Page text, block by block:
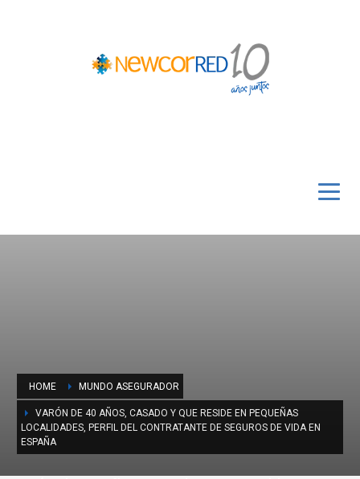
HOME MUNDO ASEGURADOR
VARÓN DE 40 AÑOS, CASADO Y QUE RESIDE EN PEQUEÑAS
LOCALIDADES, PERFIL DEL CONTRATANTE DE SEGUROS DE VIDA EN
ESPAÑA